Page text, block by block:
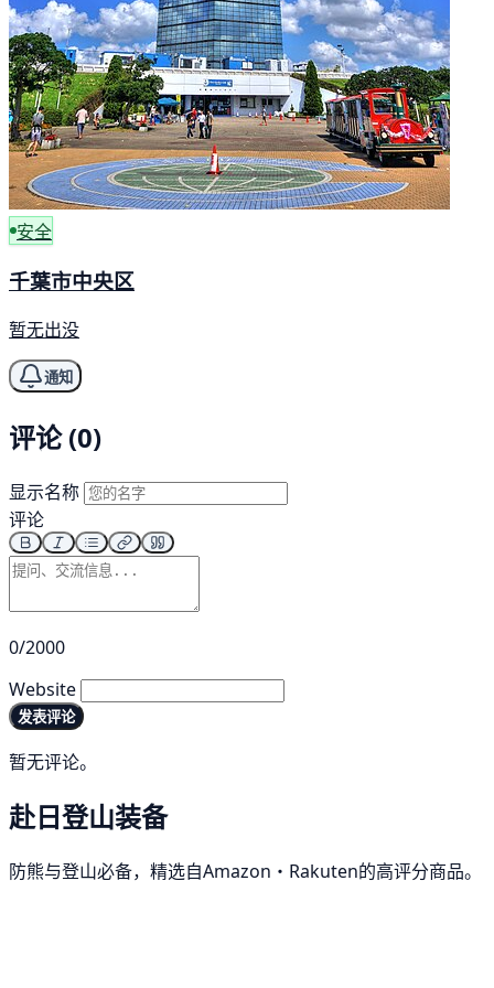
安全
千葉市中央区
暂无出没
通知
评论 (0)
显示名称
评论
0/2000
Website
发表评论
暂无评论。
赴日登山装备
防熊与登山必备，精选自Amazon・Rakuten的高评分商品。